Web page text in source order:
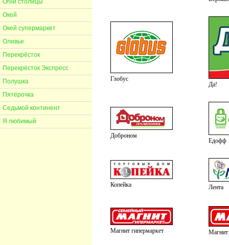
Огни столицы
Окей
Окей супермаркет
Оливье
Перекрёсток
Перекрёсток Экспресс
Полушка
Пятёрочка
Седьмой континент
Я любимый
Глобус
Да!
Доброном
Едофф
Копейка Лента
Магнит гипермаркет Магнит